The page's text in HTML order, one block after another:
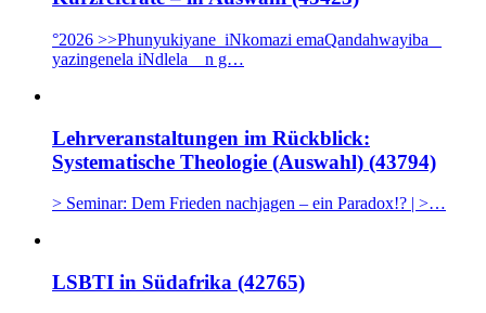
°2026 >>Phunyukiyane iNkomazi emaQandahwayiba _
yazingenela iNdlela n g…
Lehrveranstaltungen im Rückblick:
Systematische Theologie (Auswahl) (43794)
> Seminar: Dem Frieden nachjagen – ein Paradox!? | >…
LSBTI in Südafrika (42765)